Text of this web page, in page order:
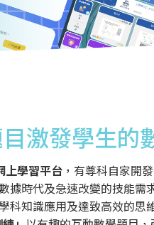
激發學生的
學習平台，有尊科自家開
據時代及急速改變的技能需
科知識應用及達致高效的思